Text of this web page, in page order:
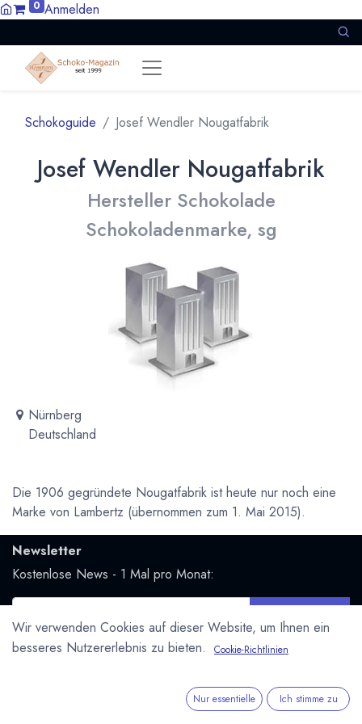
0 Anmelden
Schokoguide Josef Wendler Nougatfabrik
Josef Wendler Nougatfabrik
Hersteller Schokolade
Schokoladenmarke, sg
Nürnberg
Deutschland
Die 1906 gegründete Nougatfabrik ist heute nur noch eine
Marke von Lambertz (übernommen zum 1. Mai 2015).
Newsletter
Kostenlose News - 1 Mal pro Monat:
Geschützt durch reCAPTCHA, Datenschutzerklärung
Folge uns und bleibe mit uns in Kontakt:
Wir verwenden Cookies auf dieser Website, um Ihnen ein
besseres Nutzererlebnis zu bieten.
Cookie-Richtlinien
Nur essentielle Ich stimme zu